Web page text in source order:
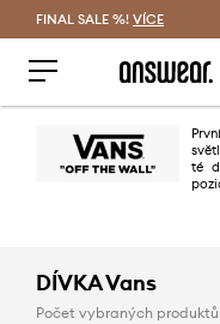
FINAL SALE %! VÍCE
té
DÍVKA Vans
Počet vybraných